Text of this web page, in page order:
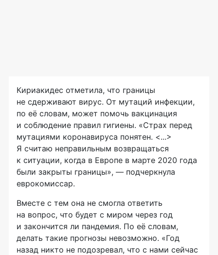
Кириакидес отметила, что границы
не сдерживают вирус. От мутаций инфекции,
по её словам, может помочь вакцинация
и соблюдение правил гигиены. «Страх перед
мутациями коронавируса понятен. <...>
Я считаю неправильным возвращаться
к ситуации, когда в Европе в марте 2020 года
были закрыты границы», — подчеркнула
еврокомиссар.
Вместе с тем она не смогла ответить
на вопрос, что будет с миром через год
и закончится ли пандемия. По её словам,
делать такие прогнозы невозможно. «Год
назад никто не подозревал, что с нами сейчас